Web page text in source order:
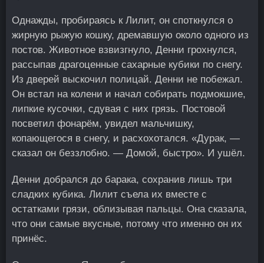
Однажды, пробираясь к Лилит, он споткнулся о
жирную рыжую кошку, дремавшую около одного из
постов. Животное взвизгнуло, Денни грохнулся,
рассыпав драгоценные сахарные кубики по снегу.
Из дверей выскочил полицай. Денни не побежал.
Он встал на колени и начал собирать подмокшие,
липкие кусочки, сдувая с них грязь. Постовой
посветил фонарём, увидел мальчишку,
копающегося в снегу, и расхохотался. «Дурак, —
сказал он беззлобно. — Домой, быстро». И ушёл.
Денни добрался до барака, сохранив лишь три
сладких кубика. Лилит съела их вместе с
остатками грязи, облизывая пальцы. Она сказала,
что они самые вкусные, потому что именно он их
принёс.